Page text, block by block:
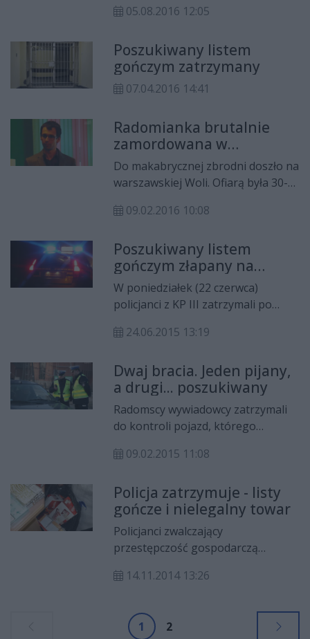
Gdy przyjechała po niego matka
listem gończym.
05.08.2016 12:05
Poszukiwany listem
gończym zatrzymany
07.04.2016 14:41
Radomianka brutalnie
zamordowana w
Warszawie
Do makabrycznej zbrodni doszło na
warszawskiej Woli. Ofiarą była 30-
dzień uczyła języka włoskiego i
dokonanie zbrodni jest Kajetan
Poznański.
09.02.2016 10:08
Poszukiwany listem
gończym złapany na
"podwójnym gazie"
W poniedziałek (22 czerwca)
policjanci z KP III zatrzymali po
pijany mężczyzna poszukiwany
pasażer podejrzany jest o kradzież
łańcuszka.
24.06.2015 13:19
Dwaj bracia. Jeden pijany,
a drugi... poszukiwany
Radomscy wywiadowcy zatrzymali
do kontroli pojazd, którego
pasażer poszukiwany listem
policyjnego aresztu.
09.02.2015 11:08
Policja zatrzymuje - listy
gończe i nielegalny towar
Policjanci zwalczający
przestępczość gospodarczą
Radomiu zatrzymali pojazd, w
towar. Trzech mężczyzn jechało na
targowisko, by sprzedać wyroby
14.11.2014 13:26
1 2